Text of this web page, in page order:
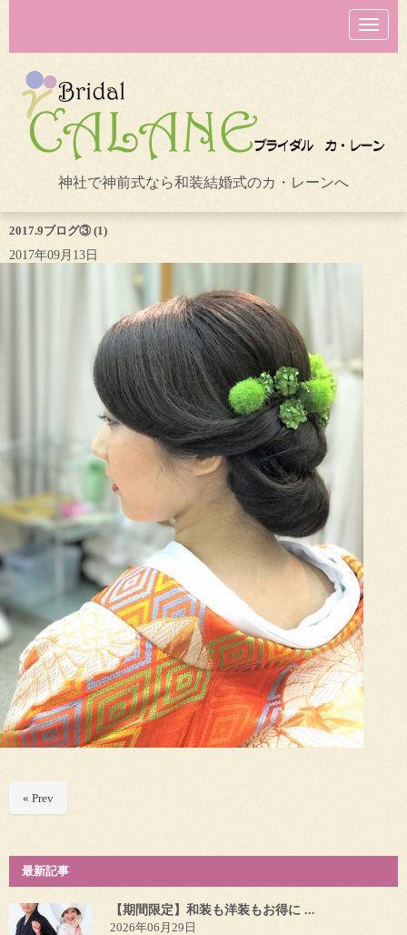
N
a
v
o
n
神社で神前式なら和装結婚式のカ・レーンへ
2017.9ブログ③ (1)
2017年09月13日
« Prev
最新記事
【期間限定】和装も洋装もお得に ...
2026年06月29日